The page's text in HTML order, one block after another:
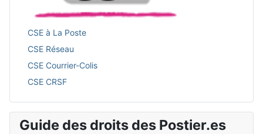
CSE à La Poste
CSE Réseau
CSE Courrier-Colis
CSE CRSF
Guide des droits des Postier.es